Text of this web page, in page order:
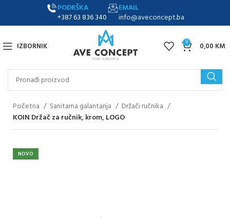
PODRŠKA
+387 63 836 340
EMAIL
info@aveconcept.ba
IZBORNIK 0 0,00 KM
Početna Sanitarna galantarija
Držači ručnika
KOIN Držač za ručnik, krom, LOGO
NOVO